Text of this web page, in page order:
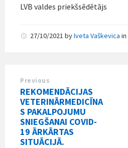
LVB valdes priekšsēdētājs
27/10/2021 byIveta Vaškevica in
Previous
REKOMENDĀCIJAS
VETERINĀRMEDICĪNA
S PAKALPOJUMU
SNIEGŠANAI COVID-
19 ĀRKĀRTAS
SITUĀCIJĀ.